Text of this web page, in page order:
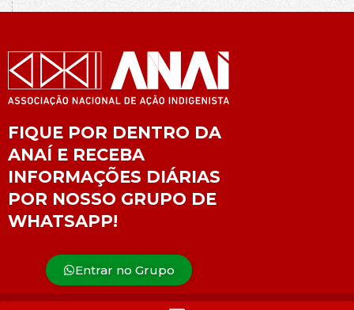
FIQUE POR DENTRO DA
ANAÍ E RECEBA
INFORMAÇÕES DIÁRIAS
POR NOSSO GRUPO DE
WHATSAPP!
Entrar no Grupo